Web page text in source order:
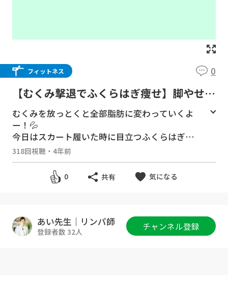
フィットネス 0
【むくみ撃退でふくらはぎ痩せ】脚やせ最
短最強リンパマッサージ
むくみを放っとくと全部脂肪に変わっていくよ
ー！💦
今日はスカート履いた時に目立つふくらはぎを
細くしてこう！
------------------------------------------------------------
------------------------------------------------------------
-
318回視聴 ・ 4年前
0 共有 気になる
あい先生｜リンパ師
登録者数 32人
チャンネル登録